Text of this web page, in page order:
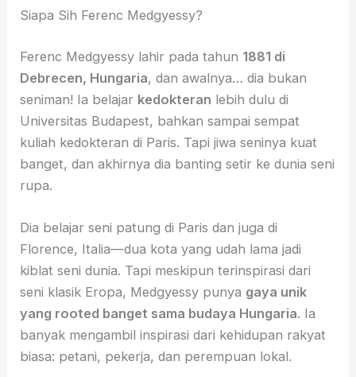
Siapa Sih Ferenc Medgyessy?
Ferenc Medgyessy lahir pada tahun 1881 di
Debrecen, Hungaria, dan awalnya… dia bukan
seniman! Ia belajar kedokteran lebih dulu di
Universitas Budapest, bahkan sampai sempat
kuliah kedokteran di Paris. Tapi jiwa seninya kuat
banget, dan akhirnya dia banting setir ke dunia seni
rupa.
Dia belajar seni patung di Paris dan juga di
Florence, Italia—dua kota yang udah lama jadi
kiblat seni dunia. Tapi meskipun terinspirasi dari
seni klasik Eropa, Medgyessy punya gaya unik
yang rooted banget sama budaya Hungaria. Ia
banyak mengambil inspirasi dari kehidupan rakyat
biasa: petani, pekerja, dan perempuan lokal.